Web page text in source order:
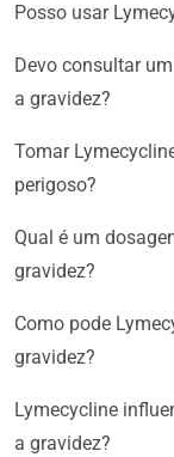
Posso usar
Devo consultar
a gravidez?
Tomar
perigoso?
Qual é um
gravidez?
Como pode
gravidez?
Lymecycline
a gravidez?